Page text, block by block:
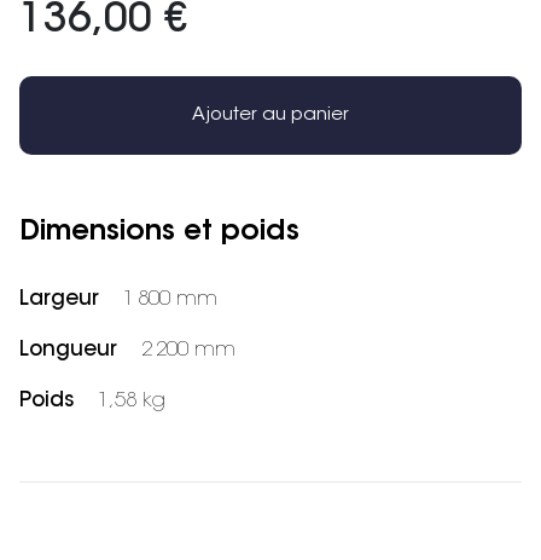
136,00 €
Ajouter au panier
Dimensions et poids
Largeur 1 800 mm
Longueur 2 200 mm
Poids 1,58 kg